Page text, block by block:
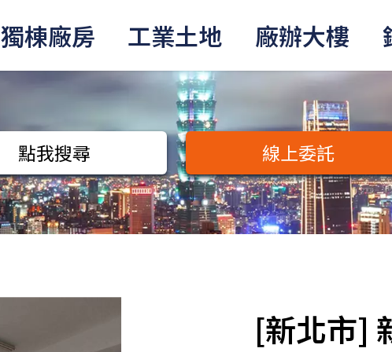
獨棟廠房 工業土地 廠辦大樓
點我搜尋 線上委託
[新北市]